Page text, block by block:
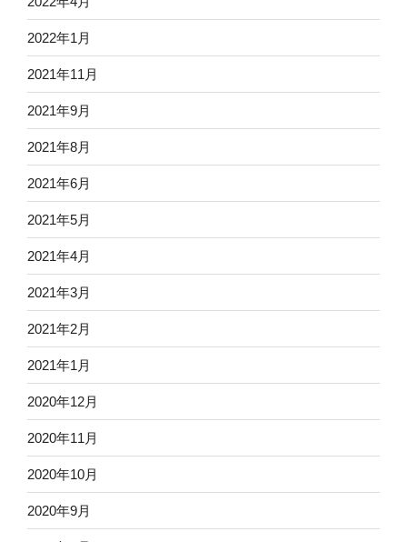
2022年1月
2021年11月
2021年9月
2021年8月
2021年6月
2021年5月
2021年4月
2021年3月
2021年2月
2021年1月
2020年12月
2020年11月
2020年10月
2020年9月